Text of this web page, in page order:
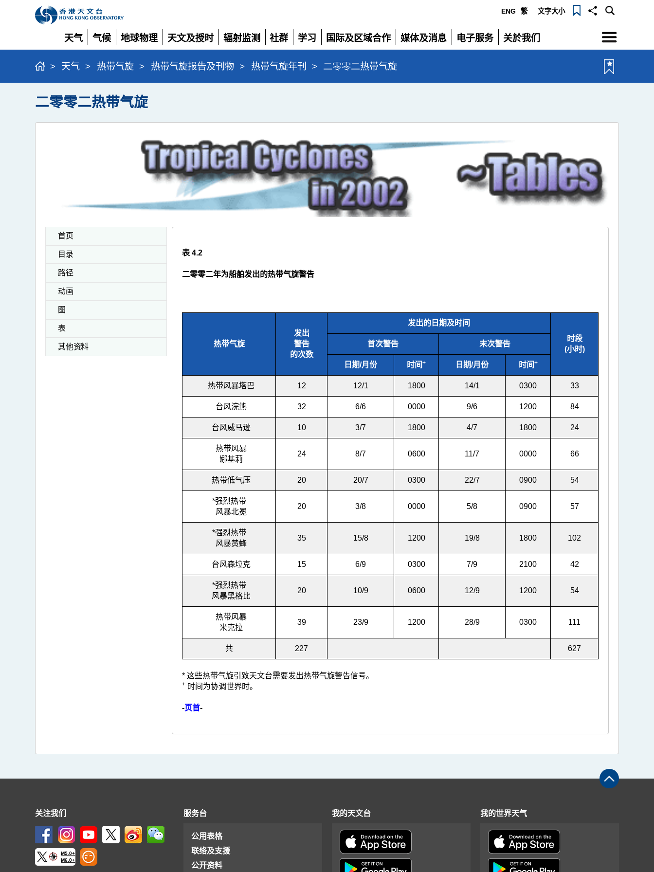
ENG 繁 文字大小
天气
展
开
气候
展
开
地球物理
展
开
天文及授时
展
开
辐射监测
展
开
社群
展
开
学习
展
开
国际及区域合作
展
开
媒体及消息
展
电子服务
展
关於我们
展
选
单
> 天气 > 热带气旋 > 热带气旋报告及刊物 > 热带气旋年刊 > 二零零二热带气旋
二零零二热带气旋
首页
目录
路径
动画
图
表
其他资料
表 4.2
二零零二年为船舶发出的热带气旋警告
热带气旋
发出
警告
的次数
发出的日期及时间
时段
(小时)
首次警告 末次警告
日期/月份 时间 + 日期/月份 时间+
热带风暴塔巴 12 12/1 1800 14/1 0300 33
台风浣熊 32 6/6 0000 9/6 1200 84
台风威马逊 10 3/7 1800 4/7 1800 24
热带风暴
娜基莉
24 8/7 0600 11/7 0000 66
热带低气压 20 20/7 0300 22/7 0900 54
*强烈热带
风暴北冕
20 3/8 0000 5/8 0900 57
*强烈热带
风暴黄蜂
35 15/8 1200 19/8 1800 102
台风森垃克 15 6/9 0300 7/9 2100 42
*强烈热带
风暴黑格比
20 10/9 0600 12/9 1200 54
热带风暴
米克拉
39 23/9 1200 28/9 0300 111
共 227 627
* 这些热带气旋引致天文台需要发出热带气旋警告信号。
+ 时间为协调世界时。
-页首-
关注我们
M5.0+
M6.0+
服务台
公用表格
联络及支援
公开资料
我的天文台 我的世界天气